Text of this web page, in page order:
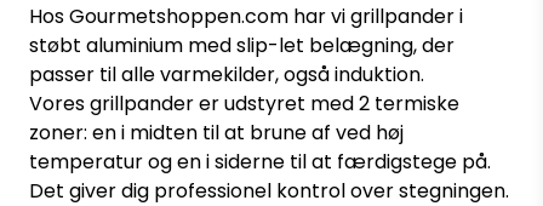
Hos Gourmetshoppen.com har vi grillpander i
støbt aluminium med slip-let belægning, der
passer til alle varmekilder, også induktion.
Vores grillpander er udstyret med 2 termiske
zoner: en i midten til at brune af ved høj
temperatur og en i siderne til at færdigstege på.
Det giver dig professionel kontrol over stegningen.